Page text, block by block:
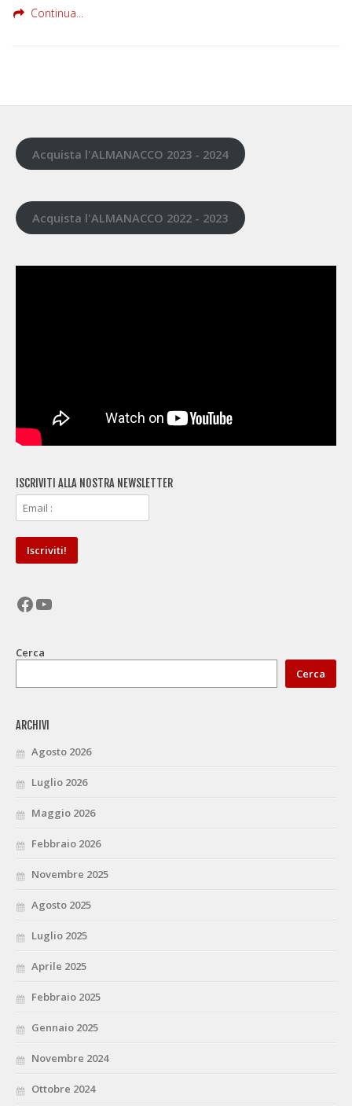
Continua...
Acquista l'ALMANACCO 2023 - 2024
Acquista l'ALMANACCO 2022 - 2023
ISCRIVITI ALLA NOSTRA NEWSLETTER
Facebook
YouTube
Cerca
Cerca
ARCHIVI
Agosto 2026
Luglio 2026
Maggio 2026
Febbraio 2026
Novembre 2025
Agosto 2025
Luglio 2025
Aprile 2025
Febbraio 2025
Gennaio 2025
Novembre 2024
Ottobre 2024